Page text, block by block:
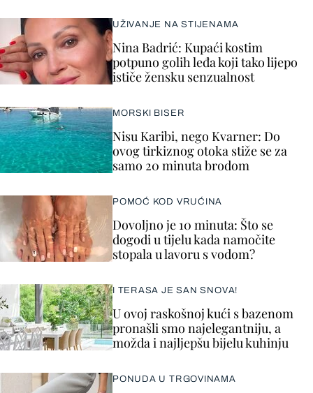
UŽIVANJE NA STIJENAMA
Nina Badrić: Kupaći kostim
potpuno golih leđa koji tako lijepo
ističe žensku senzualnost
MORSKI BISER
Nisu Karibi, nego Kvarner: Do
ovog tirkiznog otoka stiže se za
samo 20 minuta brodom
POMOĆ KOD VRUĆINA
Dovoljno je 10 minuta: Što se
dogodi u tijelu kada namočite
stopala u lavoru s vodom?
I TERASA JE SAN SNOVA!
U ovoj raskošnoj kući s bazenom
pronašli smo najelegantniju, a
možda i najljepšu bijelu kuhinju
PONUDA U TRGOVINAMA